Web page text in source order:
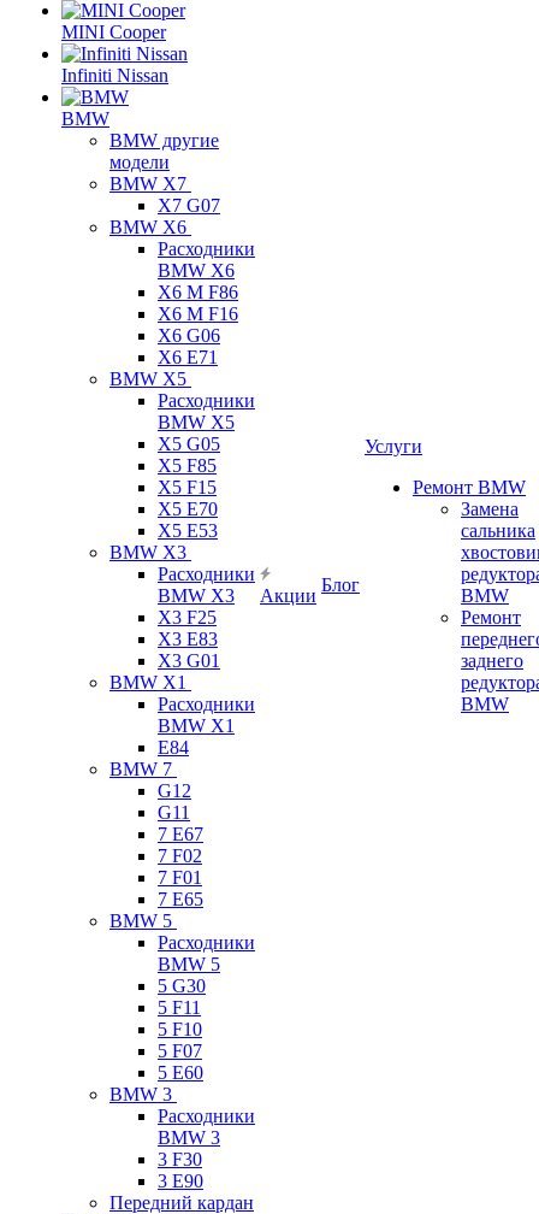
MINI Cooper
Infiniti Nissan
BMW
BMW другие
модели
BMW X7
X7 G07
BMW X6
Расходники
BMW X6
X6 M F86
X6 M F16
X6 G06
X6 E71
BMW X5
Расходники
BMW X5
X5 G05
X5 F85
X5 F15
X5 E70
X5 E53
BMW X3
Расходники
BMW X3
X3 F25
X3 E83
X3 G01
BMW X1
Расходники
BMW X1
E84
BMW 7
G12
G11
7 Е67
7 F02
7 F01
7 E65
BMW 5
Расходники
BMW 5
5 G30
5 F11
5 F10
5 F07
5 E60
BMW 3
Расходники
BMW 3
3 F30
3 E90
Передний кардан
Акции
Блог
Услуги
Ремонт BMW
Замена
сальника
BMW
Ремонт
заднего
BMW